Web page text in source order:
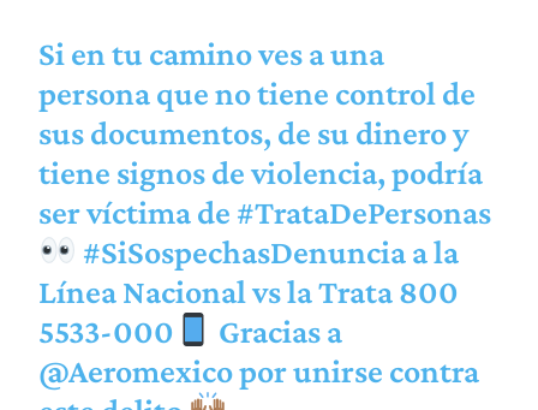
Si en tu camino ves a una
persona que no tiene control de
sus documentos, de su dinero y
tiene signos de violencia, podría
ser víctima de #TrataDePersonas
#SiSospechasDenunciaa la
Línea Nacional vs la Trata 800
5533-000
Gracias a
@Aeromexicopor unirse contra